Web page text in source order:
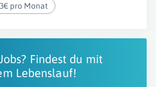
pro Monat
Findest du mit
Lebenslauf!